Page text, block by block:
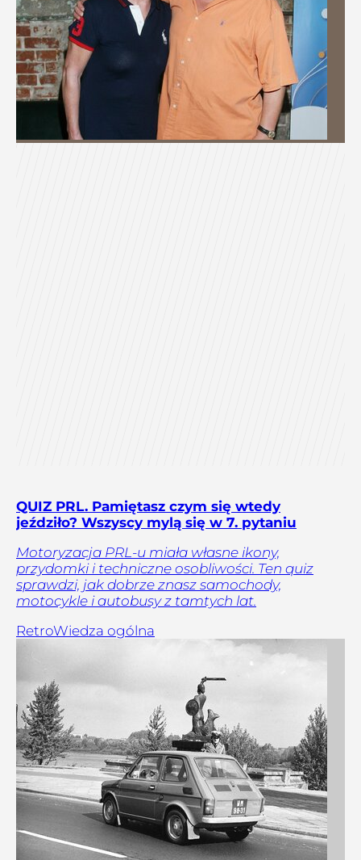
QUIZ PRL. Pamiętasz czym się wtedy
jeździło? Wszyscy mylą się w 7. pytaniu
Motoryzacja PRL-u miała własne ikony,
przydomki i techniczne osobliwości. Ten quiz
sprawdzi, jak dobrze znasz samochody,
motocykle i autobusy z tamtych lat.
RetroWiedza ogólna